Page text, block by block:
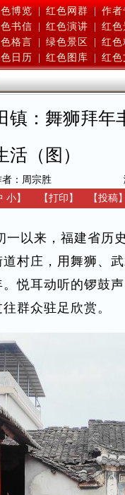
博览 | 红色网群 | 作者
书信 红色演讲
红色
格言 绿色景区
红色
日历 红色图库 红色
镇：舞狮拜年
活（图）
者：周宗胜
小】 【打印 】 【投稿
以来，福建省历
村庄，用舞狮、
悦耳动听的锣鼓
群众驻足欣赏。